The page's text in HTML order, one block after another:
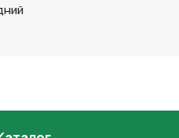
согласие на обработку